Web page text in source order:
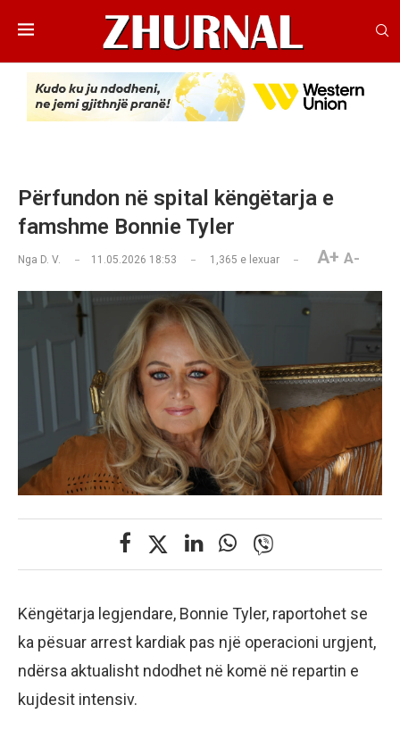
Përfundon në spital këngëtarja e
famshme Bonnie Tyler
Nga D. V. 11.05.2026 18:53 1,365 e lexuar A+ A-
Këngëtarja legjendare, Bonnie Tyler, raportohet se
ka pësuar arrest kardiak pas një operacioni urgjent,
ndërsa aktualisht ndodhet në komë në repartin e
kujdesit intensiv.